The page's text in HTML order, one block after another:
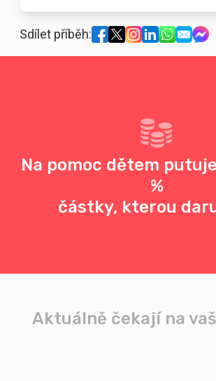
Sdílet příběh:
Na pomoc dětem
%
částky, kterou
Aktuálně čekají na